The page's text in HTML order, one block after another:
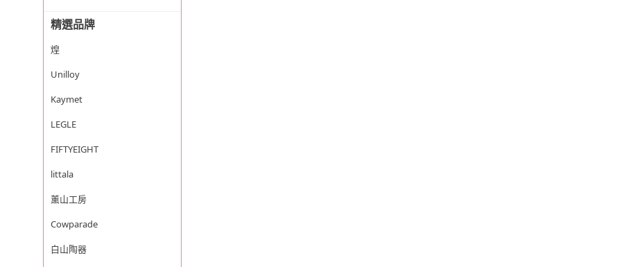
精選品牌
煌
Unilloy
Kaymet
LEGLE
FIFTYEIGHT
littala
薰山工房
Cowparade
白山陶器